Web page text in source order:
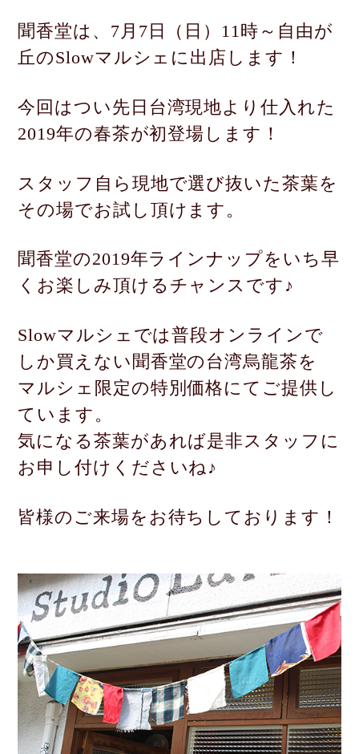
聞香堂は、7月7日（日）11時～ 自由が
丘のSlowマルシェに出店します！
今回はつい先日台湾現地より仕入れた
2019年の春茶が初登場します！
スタッフ自ら現地で選び抜いた茶葉を
その場でお試し頂けます。
聞香堂の2019年ラインナップをいち早
くお楽しみ頂けるチャンスです♪
Slowマルシェでは普段オンラインで
しか買えない聞香堂の台湾烏龍茶を
マルシェ限定の特別価格にてご提供し
ています。
気になる茶葉があれば是非スタッフに
お申し付けくださいね♪
皆様のご来場をお待ちしております！